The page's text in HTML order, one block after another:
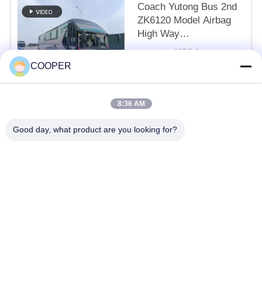
Coach Yutong Bus 2nd
ZK6120 Model Airbag
High Way
Pengangkutan
negotation MOQ:1
Bad Request
COOPER
8:36 AM
Good day, what product are you looking for?